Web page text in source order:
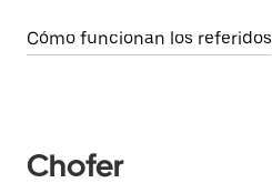
Cómo funcionan los referidos
Chofer